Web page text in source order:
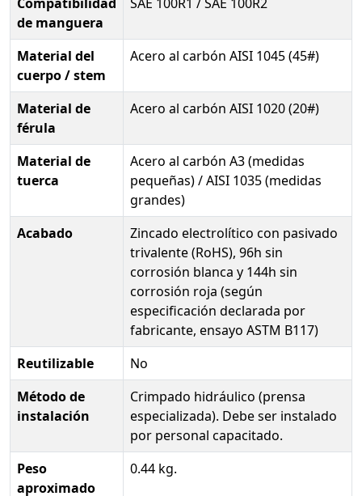
de manguera
Material del
cuerpo / stem
Acero al carbón AISI 1045 (45#)
Material de
férula
Acero al carbón AISI 1020 (20#)
Material de
tuerca
Acero al carbón A3 (medidas
pequeñas) / AISI 1035 (medidas
grandes)
Acabado
Zincado electrolítico con pasivado
trivalente (RoHS), 96h sin
corrosión blanca y 144h sin
corrosión roja (según
especificación declarada por
fabricante, ensayo ASTM B117)
Reutilizable
No
Método de
instalación
Crimpado hidráulico (prensa
especializada). Debe ser instalado
por personal capacitado.
Peso
aproximado
0.44 kg.